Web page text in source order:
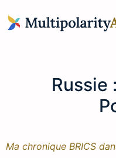
Russie
Ma chronique BRICS